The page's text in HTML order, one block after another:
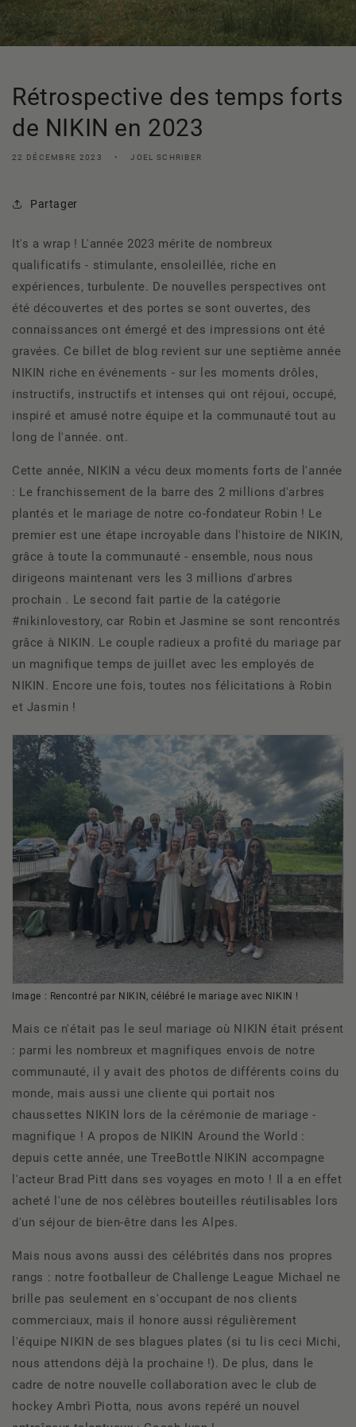
Rétrospective des temps forts
de NIKIN en 2023
22 DÉCEMBRE 2023 JOEL SCHRIBER
Partager
It's a wrap ! L'année 2023 mérite de nombreux
qualificatifs - stimulante, ensoleillée, riche en
expériences, turbulente. De nouvelles perspectives ont
été découvertes et des portes se sont ouvertes, des
connaissances ont émergé et des impressions ont été
gravées. Ce billet de blog revient sur une septième année
NIKIN riche en événements - sur les moments drôles,
instructifs, instructifs et intenses qui ont réjoui, occupé,
inspiré et amusé notre équipe et la communauté tout au
long de l'année. ont.
Cette année, NIKIN a vécu deux moments forts de l'année
: Le franchissement de la barre des 2 millions d'arbres
plantés et le mariage de notre co-fondateur Robin ! Le
premier est une étape incroyable dans l'histoire de NIKIN,
grâce à toute la communauté - ensemble, nous nous
dirigeons maintenant vers les 3 millions d'arbres
prochain . Le second fait partie de la catégorie
#nikinlovestory, car Robin et Jasmine se sont rencontrés
grâce à NIKIN. Le couple radieux a profité du mariage par
un magnifique temps de juillet avec les employés de
NIKIN. Encore une fois, toutes nos félicitations à Robin
et Jasmin !
Image : Rencontré par NIKIN, célébré le mariage avec NIKIN !
Mais ce n'était pas le seul mariage où NIKIN était présent
: parmi les nombreux et magnifiques envois de notre
communauté, il y avait des photos de différents coins du
monde, mais aussi une cliente qui portait nos
chaussettes NIKIN lors de la cérémonie de mariage -
magnifique ! A propos de NIKIN Around the World :
depuis cette année, une TreeBottle NIKIN accompagne
l'acteur Brad Pitt dans ses voyages en moto ! Il a en effet
acheté l'une de nos célèbres bouteilles réutilisables lors
d'un séjour de bien-être dans les Alpes.
Mais nous avons aussi des célébrités dans nos propres
rangs : notre footballeur de Challenge League Michael ne
brille pas seulement en s'occupant de nos clients
commerciaux, mais il honore aussi régulièrement
l'équipe NIKIN de ses blagues plates (si tu lis ceci Michi,
nous attendons déjà la prochaine !). De plus, dans le
cadre de notre nouvelle collaboration avec le club de
hockey Ambrì Piotta, nous avons repéré un nouvel